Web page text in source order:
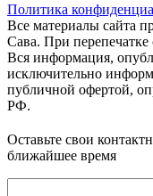
Политика
Все материалы сайта
Сава. При перепечатке
Вся информация,
исключительно
публичной офертой,
РФ.
Оставьте свои
ближайшее время